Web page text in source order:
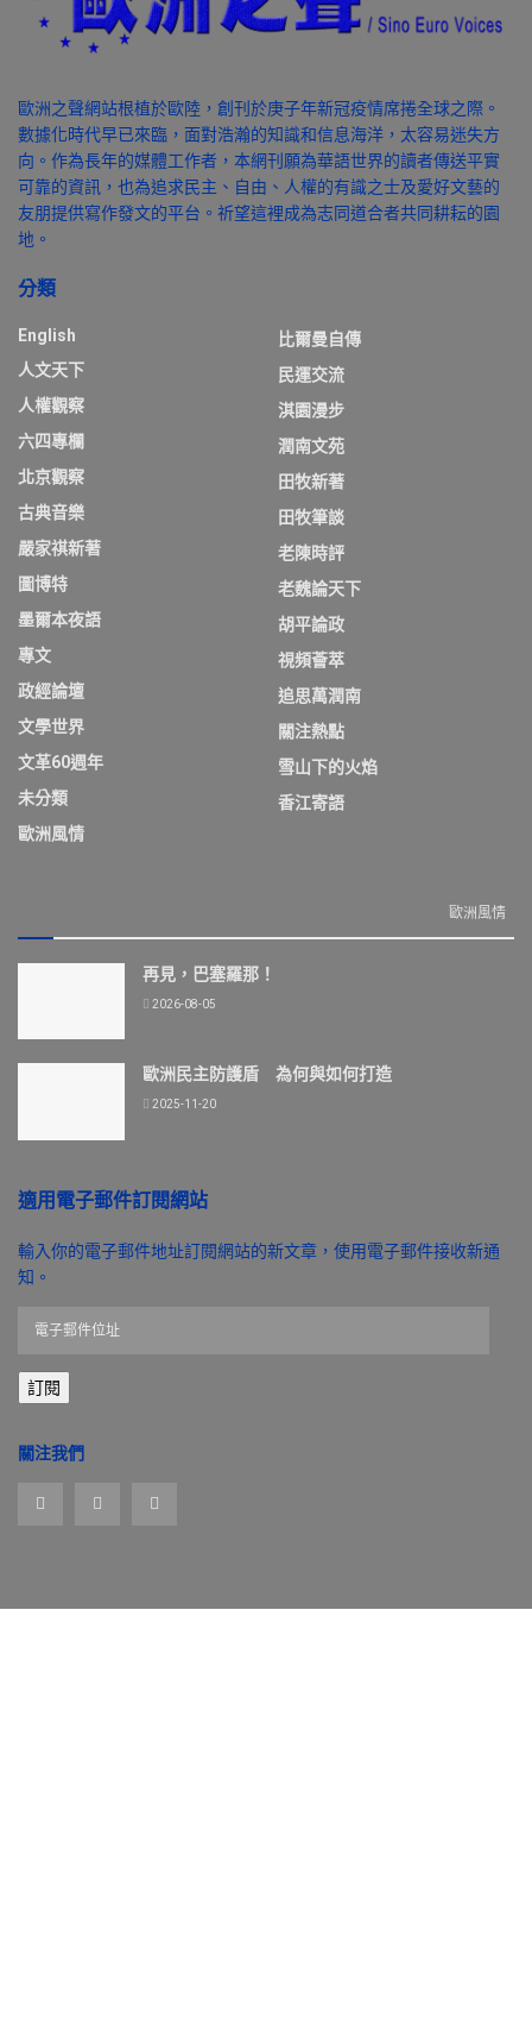
歐洲之聲網站根植於歐陸，創刊於庚子年新冠疫情席捲全球之際。
數據化時代早已來臨，面對浩瀚的知識和信息海洋，太容易迷失方
向。作為長年的媒體工作者，本網刊願為華語世界的讀者傳送平實
可靠的資訊，也為追求民主、自由、人權的有識之士及愛好文藝的
友朋提供寫作發文的平台。祈望這裡成為志同道合者共同耕耘的園
地。
分類
English
人文天下
人權觀察
六四專欄
北京觀察
古典音樂
嚴家祺新著
圖博特
墨爾本夜語
專文
政經論壇
文學世界
文革60週年
未分類
歐洲風情
比爾曼自傳
民運交流
淇園漫步
潤南文苑
田牧新著
田牧筆談
老陳時評
老魏論天下
胡平論政
視頻薈萃
追思萬潤南
關注熱點
雪山下的火焰
香江寄語
歐洲風情
再見，巴塞羅那！
2026-08-05
歐洲民主防護盾 為何與如何打造
2025-11-20
適用電子郵件訂閱網站
輸入你的電子郵件地址訂閱網站的新文章，使用電子郵件接收新通
知。
郵
件
址
訂閱
關注我們